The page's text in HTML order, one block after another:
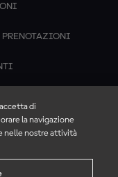
di
la navigazione
nelle nostre attività